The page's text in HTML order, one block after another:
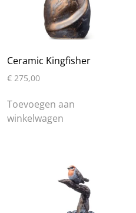
Ceramic Kingfisher
€ 275,00
Toevoegen aan
winkelwagen